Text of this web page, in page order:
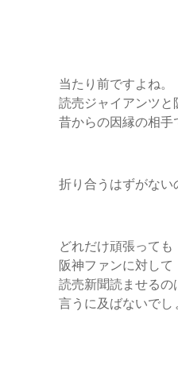
当たり前ですよね。
読売ジャイアンツ
昔からの因縁の相手
折り合うはずがない
どれだけ頑張っても
阪神ファンに対して
読売新聞読ませる
言うに及ばないでし